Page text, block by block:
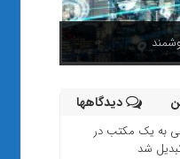
دیدگاهها
به یک مکتب در
شد